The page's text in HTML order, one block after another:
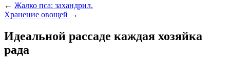
← Жалко пса: захандрил.
Хранение овощей →
Идеальной рассаде каждая хозяйка
рада